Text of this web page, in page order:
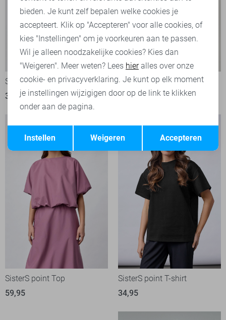
SisterS point T-shirt
39,95
SisterS point T-shirt
39,95
SisterS point Top
59,95
SisterS point T-shirt
34,95
Terug Opslaan
bieden. Je kunt zelf bepalen welke cookies je
accepteert. Klik op "Accepteren" voor alle cookies, of
kies "Instellingen" om je voorkeuren aan te passen.
Wil je alleen noodzakelijke cookies? Kies dan
"Weigeren". Meer weten? Lees hieralles over onze
cookie- en privacyverklaring. Je kunt op elk moment
je instellingen wijzigigen door op de link te klikken
onder aan de pagina.
Accepteren
Weigeren
Instellen